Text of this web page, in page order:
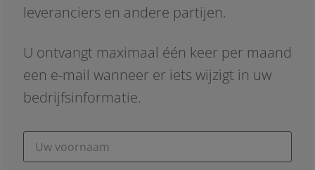
leveranciers en andere partijen.
U ontvangt maximaal één keer per maand
een e-mail wanneer er iets wijzigt in uw
bedrijfsinformatie.